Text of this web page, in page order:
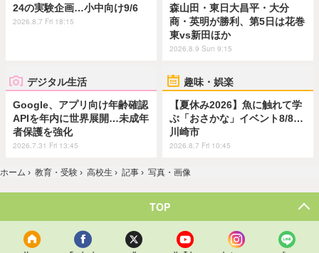
24の実験企画…小中向け9/6
2026.8.7 Fri 18:15
森山田・東日大昌平・大分
商・英明が勝利、第5日は花巻
東vs新田ほか
2026.8.9 Sun 9:15
デジタル生活
Google、アプリ向け年齢確認
APIを年内に世界展開…未成年
者保護を強化
2026.7.31 Fri 13:45
趣味・娯楽
【夏休み2026】魚に触れて学
ぶ「おさかな」イベント8/8…
川崎市
2026.8.7 Fri 10:45
ホーム › 教育・受験 › 高校生 › 記事 › 写真・画像
TOP